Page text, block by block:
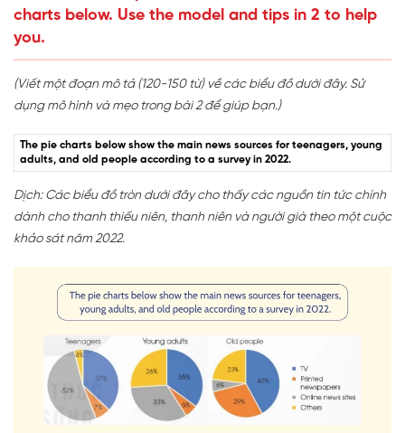
charts below. Use the model and tips in 2 to help
you.
(Viết một đoạn mô tả (120-150 từ) về các biểu đồ dưới đây. Sử
dụng mô hình và mẹo trong bài 2 để giúp bạn.)
The pie charts below show the main news sources for teenagers, young
adults, and old people according to a survey in 2022.
Dịch: Các biểu đồ tròn dưới đây cho thấy các nguồn tin tức chính
dành cho thanh thiếu niên, thanh niên và người già theo một cuộc
khảo sát năm 2022.